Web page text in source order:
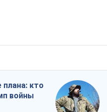
плана: кто
войны